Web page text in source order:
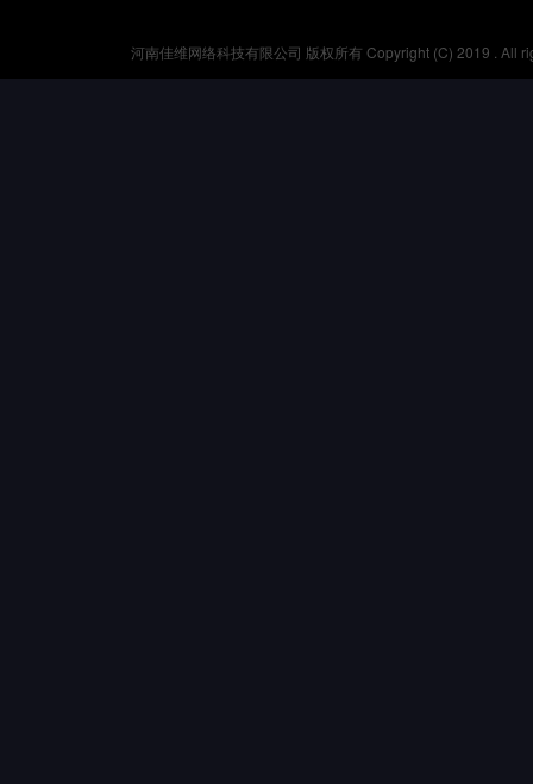
河南佳维网络科技有限公司 版权所有 Copyright (C) 2019 . All